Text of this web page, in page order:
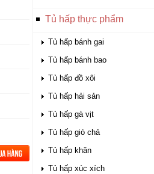
Tủ hấp thực phẩm
Tủ hấp bánh gai
Tủ hấp bánh bao
Tủ hấp đồ xôi
Tủ hấp hải sản
Tủ hấp gà vịt
Tủ hấp giò chả
Tủ hấp khăn
Tủ hấp xúc xích